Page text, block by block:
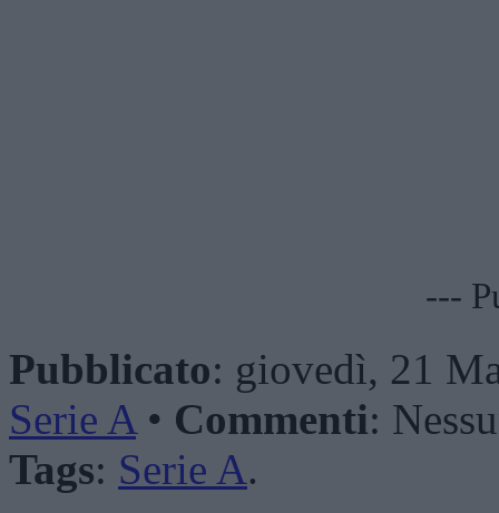
---
Pubblicato: giovedì, 21
Serie A • Commenti:
Tags: Serie A.